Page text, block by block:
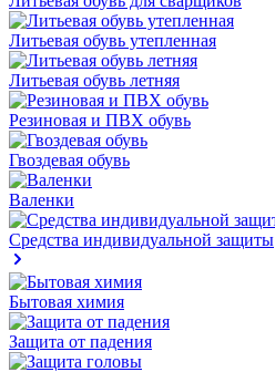
Литьевая обувь утепленная
Литьевая обувь летняя
Резиновая и ПВХ обувь
Гвоздевая обувь
Валенки
Средства индивидуальной защиты
Бытовая химия
Защита от падения